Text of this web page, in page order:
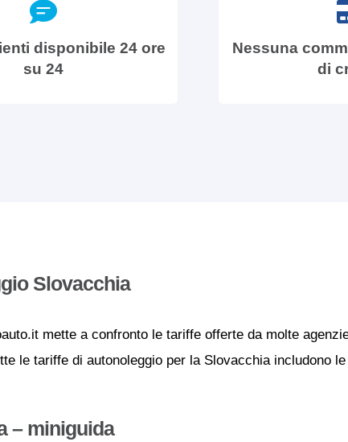
disponibile 24 ore
su 24
Nessuna
di
Slovacchia
mette a confronto le tariffe offerte da molte
le tariffe di autonoleggio per la Slovacchia includono
– miniguida